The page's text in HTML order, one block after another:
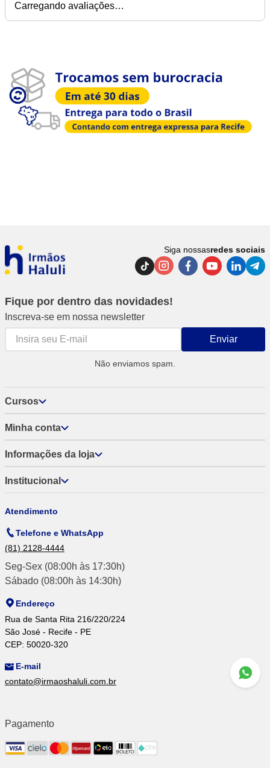
Carregando avaliações…
Siga nossasredes sociais
Fique por dentro das novidades!
Inscreva-se em nossa newsletter
Enviar
Não enviamos spam.
Cursos
Minha conta
Informações da loja
Institucional
Atendimento
Telefone e WhatsApp
(81) 2128-4444
Seg-Sex (08:00h às 17:30h)
Sábado (08:00h às 14:30h)
Endereço
Rua de Santa Rita 216/220/224
São José - Recife - PE
CEP: 50020-320
E-mail
contato@irmaoshaluli.com.br
Pagamento